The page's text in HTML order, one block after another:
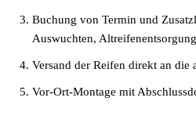
Buchung von Termin und
Auswuchten,
Versand der Reifen direkt an die
Vor-Ort-Montage mit